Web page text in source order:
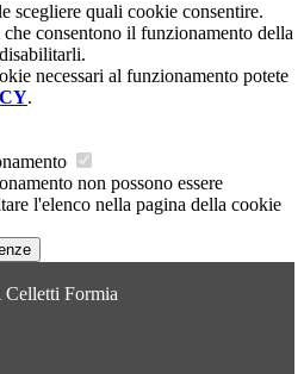
scegliere quali cookie consentire.
consentono il funzionamento della
necessari al funzionamento potete
.
non possono essere
l'elenco nella pagina della cookie
Formia